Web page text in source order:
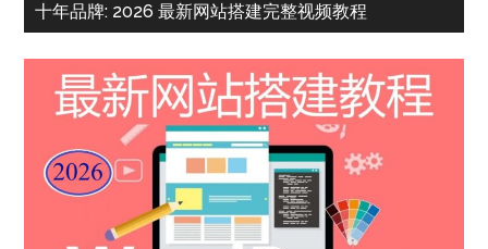
十年品牌: 2026 最新网站搭建完整视频教程